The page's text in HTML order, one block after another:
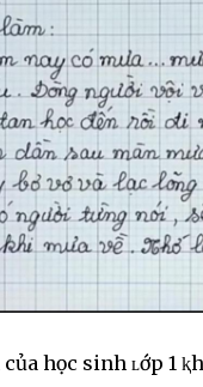
học sinh ʟớp 1